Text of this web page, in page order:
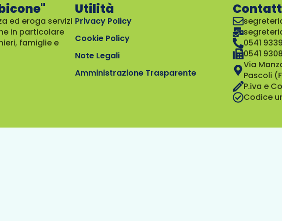
ed eroga servizi
in particolare
famiglie e
Utilità
Privacy Policy
Cookie Policy
Note Legali
Amministrazione Trasparente
0541
0541
Via
Pascoli
P.iva e
Codice